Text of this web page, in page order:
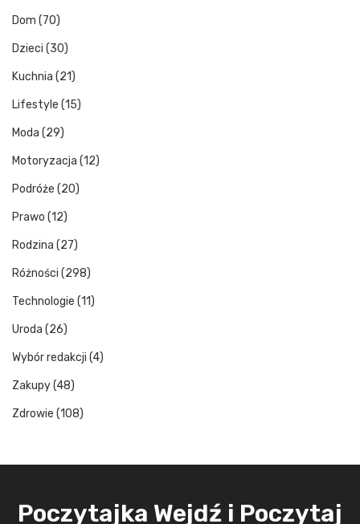
Dom (70)
Dzieci (30)
Kuchnia (21)
Lifestyle (15)
Moda (29)
Motoryzacja (12)
Podróże (20)
Prawo (12)
Rodzina (27)
Różności (298)
Technologie (11)
Uroda (26)
Wybór redakcji (4)
Zakupy(48)
Zdrowie (108)
Poczytajka Wejdź i Poczytaj